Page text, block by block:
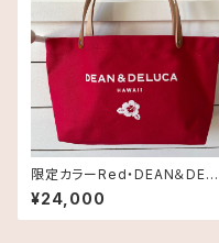
限定カラーRed・DEAN＆DELU
CA ディーン＆デルーカ レザー
ハンドルトートバッグ スモールサ
イズ 送料無料
¥24,000